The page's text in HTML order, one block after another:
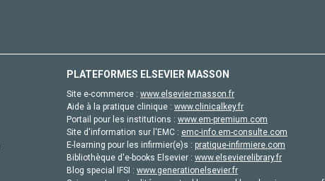
PLATEFORMES ELSEVIER MASSON
Site e-commerce : www.elsevier-masson.fr
Aide à la pratique clinique : www.clinicalkey.fr
Portail pour les institutions : www.em-premium.com
Site d'information sur l'EMC : emc-info.em-consulte.com
E-learning pour les infirmier(e)s : pratique-infirmiere.com
Bibliothèque d'e-books Elsevier : www.elsevierelibrary.fr
Blog special IFSI : www.generationelsevier.fr